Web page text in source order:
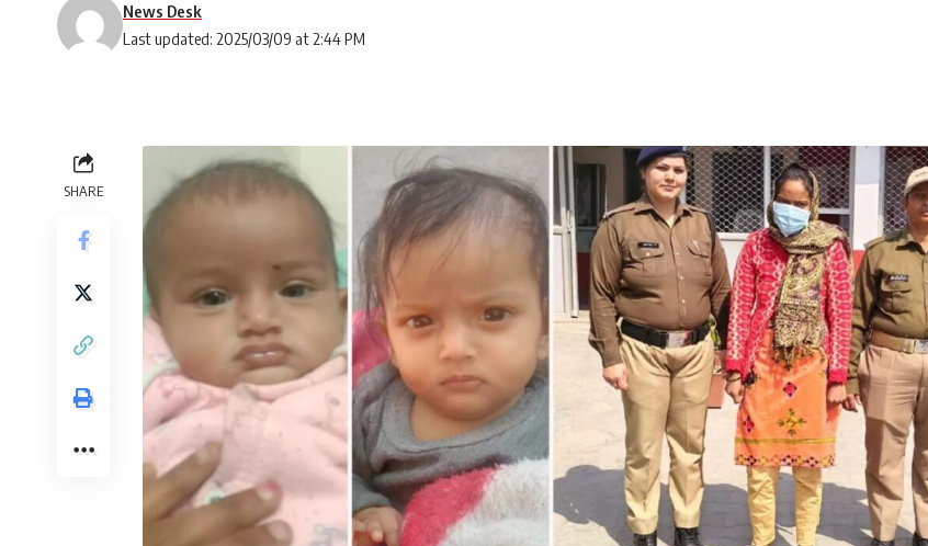
Last updated: 2025/03/09 at 2:44 PM
News Desk
SHARE